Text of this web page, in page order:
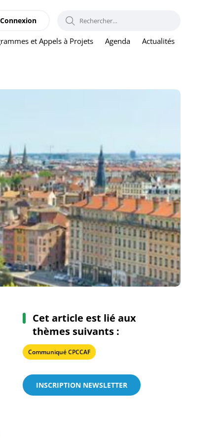
et Appels à Projets Agenda Actualités
Connexion RECHERCHER :
Cet article est lié aux
thèmes suivants :
Communiqué CPCCAF
INSCRIPTION NEWSLETTER